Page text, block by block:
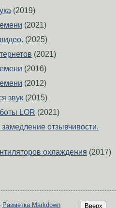
(2019)
(2021)
(2025)
(2021)
(2016)
(2012)
звук (2015)
LOR (2021)
отзывчивости.
охлаждения (2017)
Вверх
Разметка Markdown